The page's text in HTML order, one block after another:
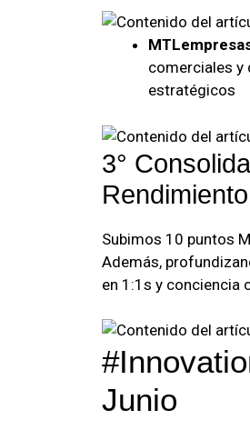
comerciales y
estratégicos
3°
Rendimiento
Subimos 10 puntos
Además,
en 1:1s y conciencia
Junio